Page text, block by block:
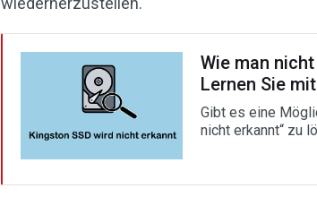
Wie man
Lernen Sie
Gibt es eine
nicht erkannt“ zu